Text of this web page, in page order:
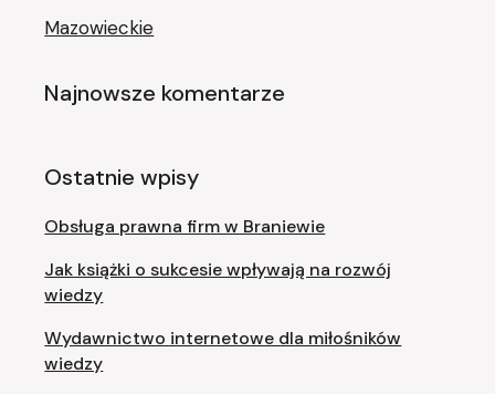
Mazowieckie
Najnowsze komentarze
Ostatnie wpisy
Obsługa prawna firm w Braniewie
Jak książki o sukcesie wpływają na rozwój
wiedzy
Wydawnictwo internetowe dla miłośników
wiedzy